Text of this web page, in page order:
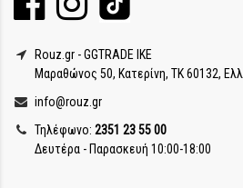
Rouz.gr - GGTRADE IKE
Μαραθώνος 50, Κατερίνη, ΤΚ 60132,
info@rouz.gr
Τηλέφωνο: 2351 23 55 00
Δευτέρα - Παρασκευή 10:00-18:00